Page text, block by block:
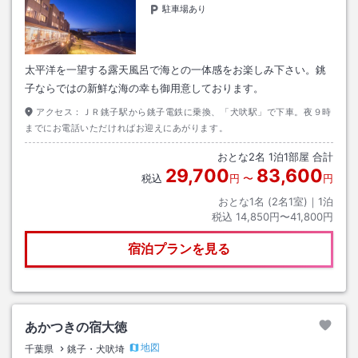
駐車場あり
太平洋を一望する露天風呂で海との一体感をお楽しみ下さい。銚
子ならではの新鮮な海の幸も御用意しております。
アクセス：
ＪＲ銚子駅から銚子電鉄に乗換、「犬吠駅」で下車。夜９時
までにお電話いただければお迎えにあがります。
おとな2名 1泊1部屋 合計
税込 29,700円 〜 83,600円
おとな1名 (2名1室)｜ 1泊
税込 14,850円〜41,800円
宿泊プランを見る
あかつきの宿大徳
千葉県 銚子・犬吠埼
地図